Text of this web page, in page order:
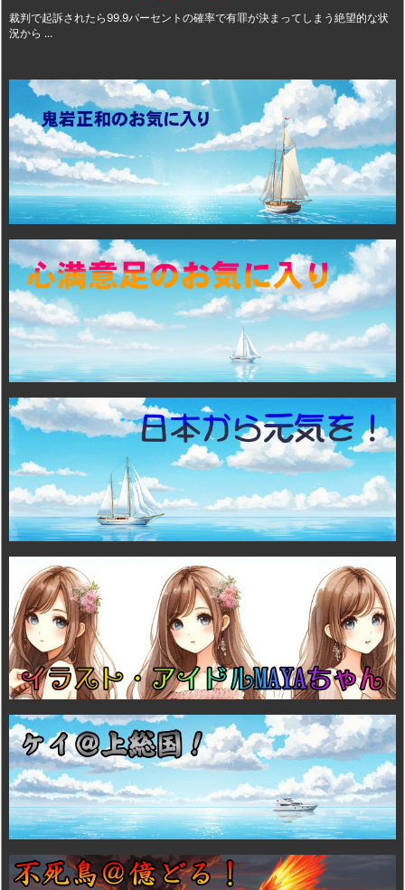
裁判で起訴されたら99.9パーセントの確率で有罪が決まってしまう絶望的な状
況から ...